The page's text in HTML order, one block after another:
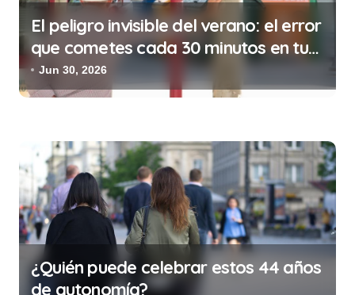
El peligro invisible del verano: el error
que cometes cada 30 minutos en tu
trabajo (y la ilegalidad que te puede
costar la vida)
Jun 30, 2026
¿Quién puede celebrar estos 44 años
de autonomía?